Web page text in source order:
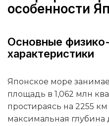
особенности
Основные
характеристики
Японское море
площадь в 1,062 млн
простираясь на 2255
максимальная глубина